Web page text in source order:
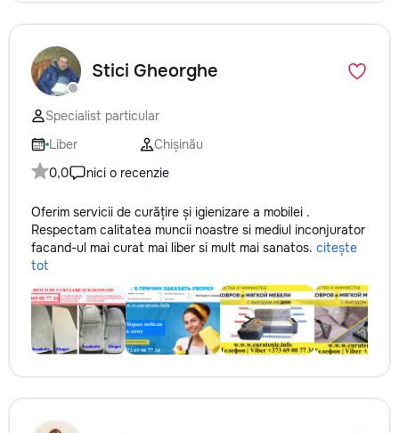
Stici Gheorghe
Specialist particular
Liber
Chișinău
0,0
nici o recenzie
Oferim servicii de curățire și igienizare a mobilei .
Respectam calitatea muncii noastre si mediul inconjurator
facand-ul mai curat mai liber si mult mai sanatos. citește
tot